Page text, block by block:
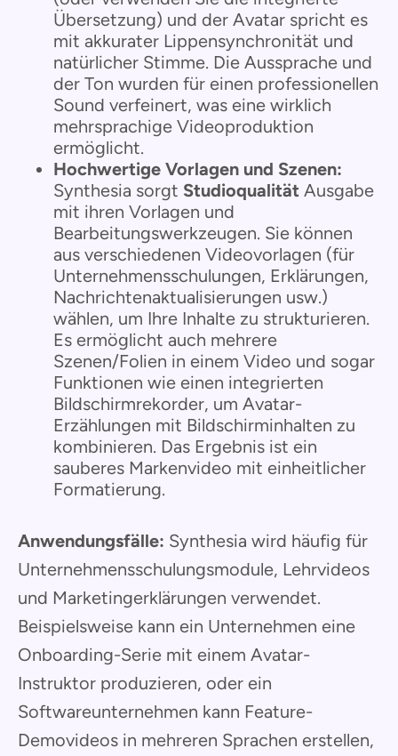
Übersetzung) und der Avatar spricht es
mit akkurater Lippensynchronität und
natürlicher Stimme. Die Aussprache und
der Ton wurden für einen professionellen
Sound verfeinert, was eine wirklich
mehrsprachige Videoproduktion
ermöglicht.
Hochwertige Vorlagen und Szenen:
Synthesia sorgt Studioqualität Ausgabe
mit ihren Vorlagen und
Bearbeitungswerkzeugen. Sie können
aus verschiedenen Videovorlagen (für
Unternehmensschulungen, Erklärungen,
Nachrichtenaktualisierungen usw.)
wählen, um Ihre Inhalte zu strukturieren.
Es ermöglicht auch mehrere
Szenen/Folien in einem Video und sogar
Funktionen wie einen integrierten
Bildschirmrekorder, um Avatar-
Erzählungen mit Bildschirminhalten zu
kombinieren. Das Ergebnis ist ein
sauberes Markenvideo mit einheitlicher
Formatierung.
Anwendungsfälle: Synthesia wird häufig für
Unternehmensschulungsmodule, Lehrvideos
und Marketingerklärungen verwendet.
Beispielsweise kann ein Unternehmen eine
Onboarding-Serie mit einem Avatar-
Instruktor produzieren, oder ein
Softwareunternehmen kann Feature-
Demovideos in mehreren Sprachen erstellen,